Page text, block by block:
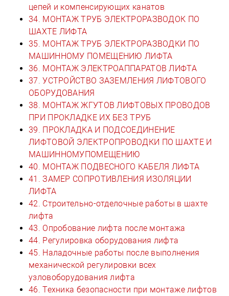
цепей и компенсирующих канатов
34. МОНТАЖ ТРУБ ЭЛЕКТРОРАЗВОДОК ПО
ШАХТЕ ЛИФТА
35. МОНТАЖ ТРУБ ЭЛЕКТРОРАЗВОДКИ ПО
МАШИННОМУ ПОМЕЩЕНИЮ ЛИФТА
36. МОНТАЖ ЭЛЕКТРОАППАРАТОВ ЛИФТА
37. УСТРОЙСТВО ЗАЗЕМЛЕНИЯ ЛИФТОВОГО
ОБОРУДОВАНИЯ
38. МОНТАЖ ЖГУТОВ ЛИФТОВЫХ ПРОВОДОВ
ПРИ ПРОКЛАДКЕ ИХ БЕЗ ТРУБ
39. ПРОКЛАДКА И ПОДСОЕДИНЕНИЕ
ЛИФТОВОЙ ЭЛЕКТРОПРОВОДКИ ПО ШАХТЕ И
МАШИННОМУПОМЕЩЕНИЮ
40. МОНТАЖ ПОДВЕСНОГО КАБЕЛЯ ЛИФТА
41. ЗАМЕР СОПРОТИВЛЕНИЯ ИЗОЛЯЦИИ
ЛИФТА
42. Строительно-отделочные работы в шахте
лифта
43. Опробование лифта после монтажа
44. Регулировка оборудования лифта
45. Наладочные работы после выполнения
механической регулировки всех
узловоборудования лифта
46. Техника безопасности при монтаже лифтов